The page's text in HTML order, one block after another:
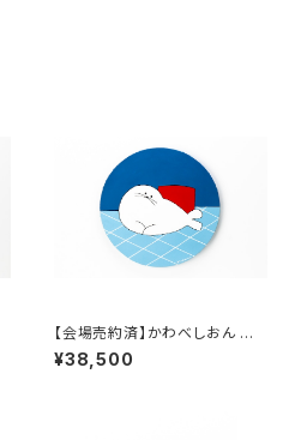
【会場売約済】かわべしおん 原
画B 「ゆったりアザラシ」
¥38,500